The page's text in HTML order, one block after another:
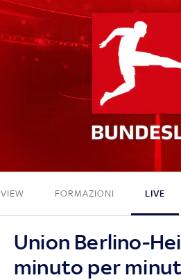
0 - 3
FORMAZIONI LIVE
Union Berlino-
minuto per